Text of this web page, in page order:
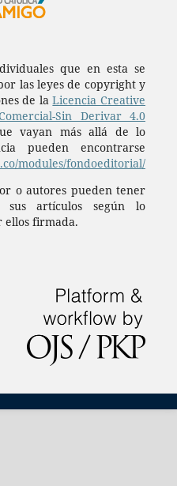
que en esta se
las leyes de copyright y
de laLicencia Creative
Sin Derivar 4.0
vayan más allá de lo
pueden encontrarse
modules/fondoeditorial/
o autores pueden tener
sus artículos según lo
ellos firmada.